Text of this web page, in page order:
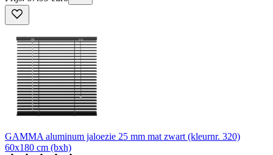
GAMMA aluminum jaloezie 25 mm mat zwart (kleurnr. 320)
60x180 cm (bxh)